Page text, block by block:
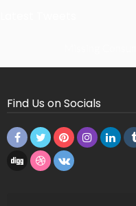
Find Us on Socials